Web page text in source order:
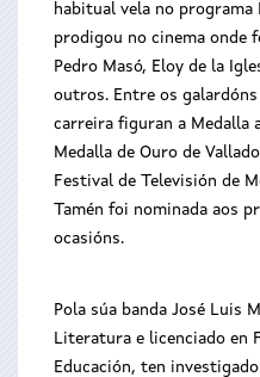
habitual vela no programa
prodigou no cinema onde
Pedro Masó, Eloy de la
outros. Entre os
carreira figuran a Medalla
Medalla de Ouro de
Festival de Televisión de
Tamén foi nominada aos
ocasións.
Pola súa banda José Luis
Literatura e licenciado en
Educación, ten